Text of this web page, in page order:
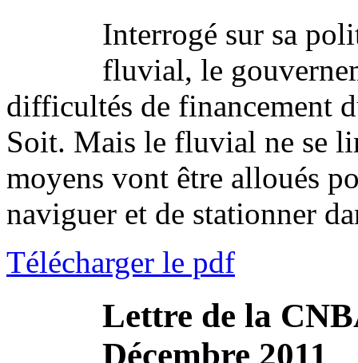
Interrogé sur sa
fluvial, le
difficultés de financement
Soit. Mais le fluvial ne se
moyens vont être alloués
naviguer et de stationner
Télécharger le pdf
Lettre de la
Décembre 2011